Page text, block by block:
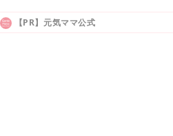
【PR】元気ママ公式